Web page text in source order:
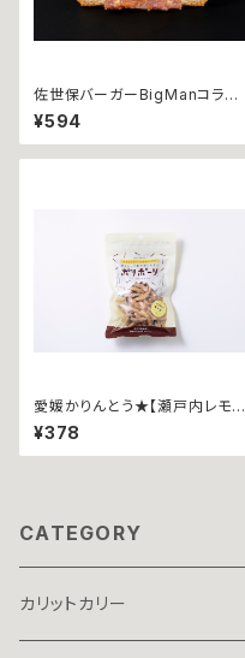
佐世保バーガーBigManコラボ
★ カリットカリー ~ベーコンエ
ッグチーズ~
¥594
愛媛かりんとう★【瀬戸内レモン
使用】ポリポーリ ~チーズ４０
ｇ袋入∼
¥378
CATEGORY
カリットカリー